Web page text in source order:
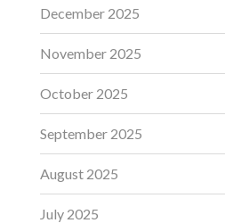
December 2025
November 2025
October 2025
September 2025
August 2025
July 2025